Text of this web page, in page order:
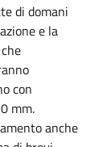
di domani
e la
con
mm.
anche